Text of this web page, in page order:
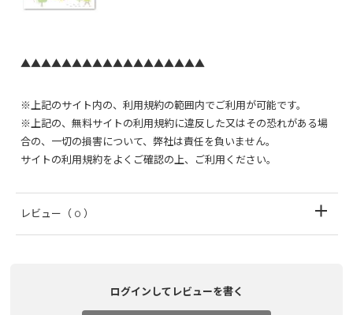
▲▲▲▲▲▲▲▲▲▲▲▲▲▲▲▲▲▲
※上記のサイト内の、利用規約の範囲内でご利用が可能です。
※上記の、無料サイトの利用規約に違反した又はその恐れがある場
合の、一切の損害について、弊社は責任を負いません。
サイトの利用規約をよくご確認の上、ご利用ください。
レビュー （ 0 ）
ログインしてレビューを書く